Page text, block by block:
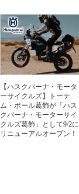
【ハスクバーナ・モータ
ーサイクルズ】トーテ
ム・ポール葛飾が「ハス
クバーナ・モーターサイ
クルズ葛飾」として9/2に
リニューアルオープン！